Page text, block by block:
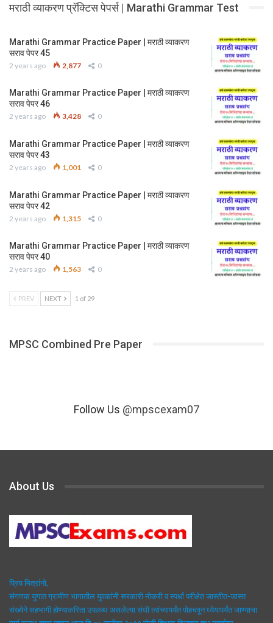
मराठी व्याकरण प्रॅक्टिस पेपर्स | Marathi Grammar Test
Marathi Grammar Practice Paper | मराठी व्याकरण
सराव पेपर 45
2 years ago 2,877 0
Marathi Grammar Practice Paper | मराठी व्याकरण
सराव पेपर 46
2 years ago 3,428 0
Marathi Grammar Practice Paper | मराठी व्याकरण
सराव पेपर 43
2 years ago 1,001 0
Marathi Grammar Practice Paper | मराठी व्याकरण
सराव पेपर 42
2 years ago 1,315 0
Marathi Grammar Practice Paper | मराठी व्याकरण
सराव पेपर 40
2 years ago 1,563 0
PREV NEXT 1 of 29
MPSC Combined Pre Paper
Follow Us @mpscexam07
About Us
प्रिय मित्रांनो,
संगणक युगात ग्रामीण भागातील युवकांनी सरकारी नोकरी व स्पर्धा परीक्षेत जास्तीत-जास्त
संख्येने सहभागी होण्याकरिता उपलब्ध असलेल्या संधी त्यांच्यापर्यंत पोहचवून ध्येयापर्यंत जाण्याचा